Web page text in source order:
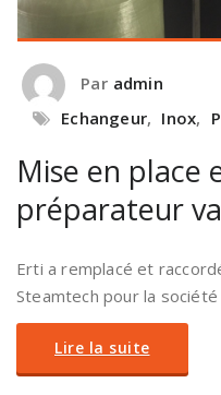
Par admin
Echangeur, Inox,
Mise en place
préparateur
Erti a remplacé et
Steamtech pour la société
Lire la suite